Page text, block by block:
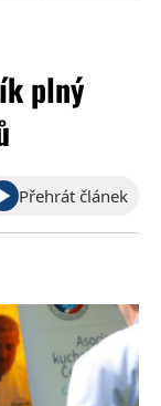
plný
Přehrát článek